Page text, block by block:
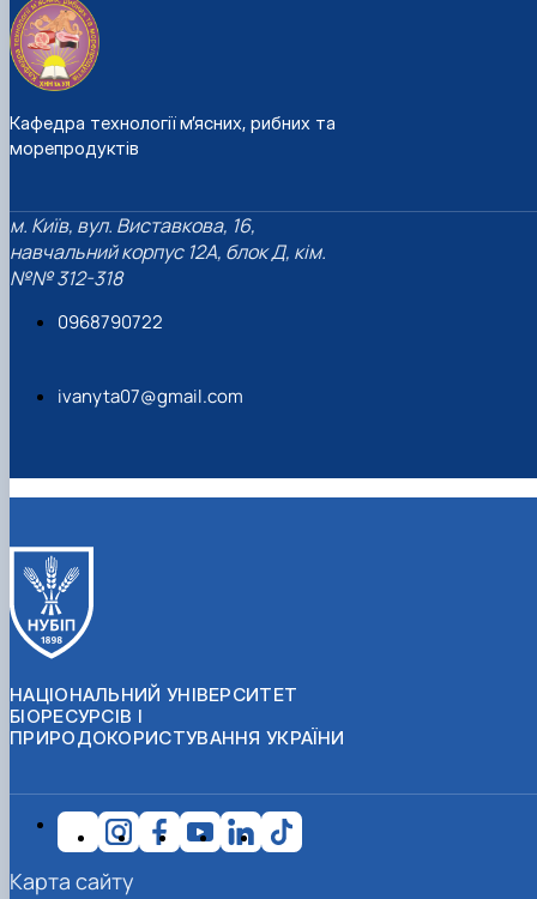
Кафедра технології м’ясних, рибних та
морепродуктів
м. Київ, вул. Виставкова, 16,
навчальний корпус 12А, блок Д, кім.
№№ 312-318
0968790722
ivanyta07@gmail.com
НАЦІОНАЛЬНИЙ УНІВЕРСИТЕТ
БІОРЕСУРСІВ І
ПРИРОДОКОРИСТУВАННЯ УКРАЇНИ
Карта сайту